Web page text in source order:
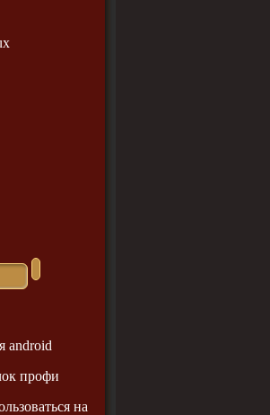
android
профи
на